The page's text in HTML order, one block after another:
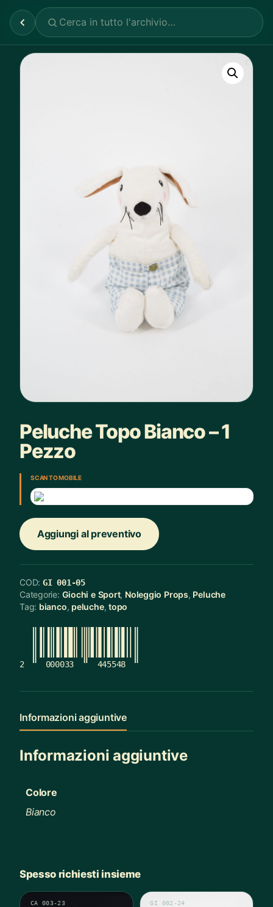
Peluche Topo Bianco – 1
Pezzo
SCAN TO MOBILE
Aggiungi al preventivo
COD: GI 001-05
Categorie: Giochi e Sport, Noleggio Props, Peluche
Tag: bianco, peluche,topo
2 000033 445548
Informazioni aggiuntive
Informazioni aggiuntive
Colore
Bianco
Spesso richiesti insieme
CA 003-23 GI 002-24